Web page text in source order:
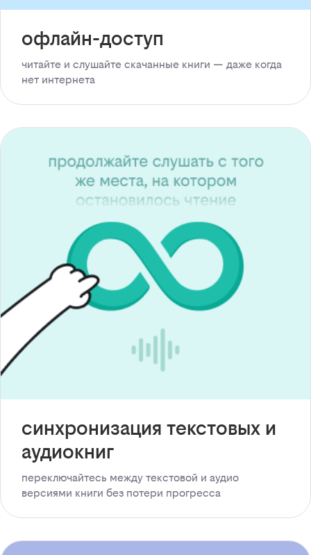
офлайн-доступ
читайте и слушайте скачанные книги — даже когда
нет интернета
синхронизация текстовых и
аудиокниг
переключайтесь между текстовой и аудио
версиями книги без потери прогресса